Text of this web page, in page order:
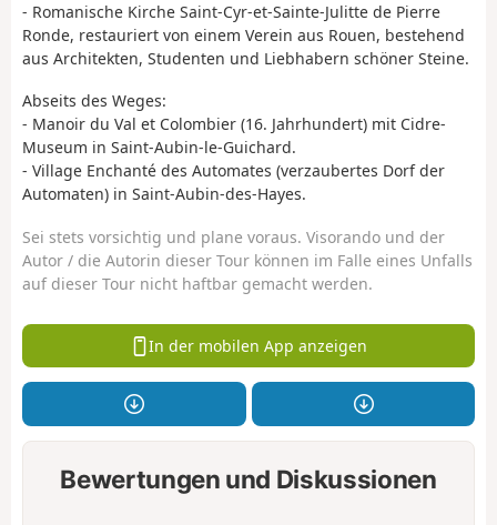
- Romanische Kirche Saint-Cyr-et-Sainte-Julitte de Pierre
Ronde, restauriert von einem Verein aus Rouen, bestehend
aus Architekten, Studenten und Liebhabern schöner Steine.
Abseits des Weges:
- Manoir du Val et Colombier (16. Jahrhundert) mit Cidre-
Museum in Saint-Aubin-le-Guichard.
- Village Enchanté des Automates (verzaubertes Dorf der
Automaten) in Saint-Aubin-des-Hayes.
Sei stets vorsichtig und plane voraus. Visorando und der
Autor / die Autorin dieser Tour können im Falle eines Unfalls
auf dieser Tour nicht haftbar gemacht werden.
In der mobilen App anzeigen
Bewertungen und Diskussionen